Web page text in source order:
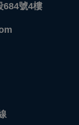
684號4樓